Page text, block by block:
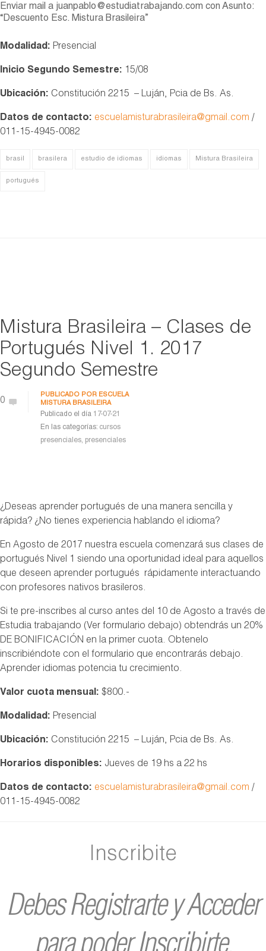
Enviar mail a juanpablo@estudiatrabajando.com con Asunto:
“Descuento Esc. Mistura Brasileira”
Modalidad: Presencial
Inicio Segundo Semestre: 15/08
Ubicación: Constitución 2215 – Luján, Pcia de Bs. As.
Datos de contacto: escuelamisturabrasileira@gmail.com /
011-15-4945-0082
brasil brasilera estudio de idiomas idiomas Mistura Brasileira
portugués
Mistura Brasileira – Clases de
Portugués Nivel 1. 2017
Segundo Semestre
0
PUBLICADO POR ESCUELA
MISTURA BRASILEIRA
Publicado el día 17-07-21
En las categorías: cursos
presenciales, presenciales
¿Deseas aprender portugués de una manera sencilla y
rápida? ¿No tienes experiencia hablando el idioma?
En Agosto de 2017 nuestra escuela comenzará sus clases de
portugués Nivel 1 siendo una oportunidad ideal para aquellos
que deseen aprender portugués rápidamente interactuando
con profesores nativos brasileros.
Si te pre-inscribes al curso antes del 10 de Agosto a través de
Estudia trabajando (Ver formulario debajo) obtendrás un 20%
DE BONIFICACIÓN en la primer cuota. Obtenelo
inscribiéndote con el formulario que encontrarás debajo.
Aprender idiomas potencia tu crecimiento.
Valor cuota mensual: $800.-
Modalidad: Presencial
Ubicación: Constitución 2215 – Luján, Pcia de Bs. As.
Horarios disponibles: Jueves de 19 hs a 22 hs
Datos de contacto: escuelamisturabrasileira@gmail.com /
011-15-4945-0082
Inscribite
Debes Registrarte y Acceder